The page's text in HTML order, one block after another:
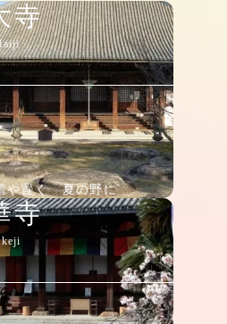
寺
や置く 夏の野に
寺